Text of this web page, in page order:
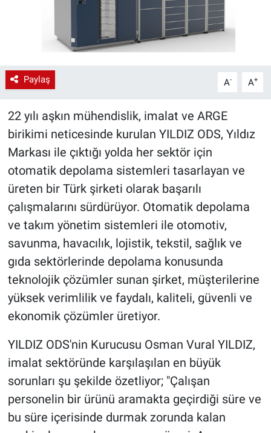
Paylaş A- A+
22 yılı aşkın mühendislik, imalat ve ARGE
birikimi neticesinde kurulan YILDIZ ODS, Yıldız
Markası ile çıktığı yolda her sektör için
otomatik depolama sistemleri tasarlayan ve
üreten bir Türk şirketi olarak başarılı
çalışmalarını sürdürüyor. Otomatik depolama
ve takım yönetim sistemleri ile otomotiv,
savunma, havacılık, lojistik, tekstil, sağlık ve
gıda sektörlerinde depolama konusunda
teknolojik çözümler sunan şirket, müşterilerine
yüksek verimlilik ve faydalı, kaliteli, güvenli ve
ekonomik çözümler üretiyor.
YILDIZ ODS'nin Kurucusu Osman Vural YILDIZ,
imalat sektöründe karşılaşılan en büyük
sorunları şu şekilde özetliyor; "Çalışan
personelin bir ürünü aramakta geçirdiği süre ve
bu süre içerisinde durmak zorunda kalan